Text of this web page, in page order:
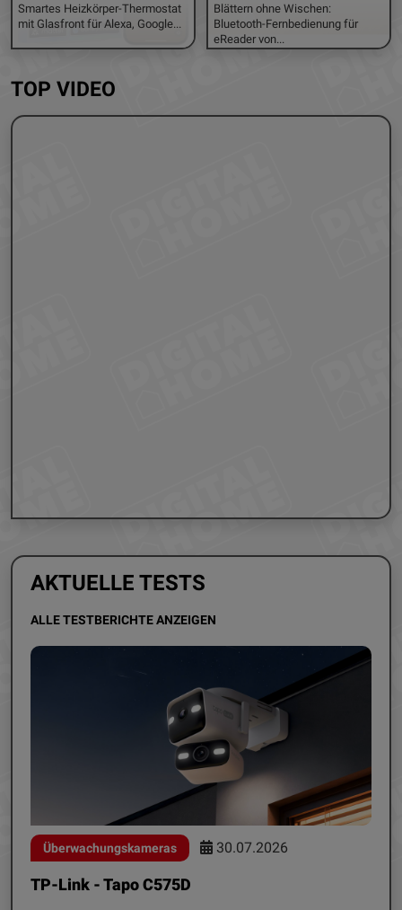
Smartes Heizkörper-Thermostat
mit Glasfront für Alexa, Google...
Blättern ohne Wischen:
Bluetooth-Fernbedienung für
eReader von...
TOP VIDEO
AKTUELLE TESTS
ALLE TESTBERICHTE ANZEIGEN
Überwachungskameras 30.07.2026
TP-Link - Tapo C575D